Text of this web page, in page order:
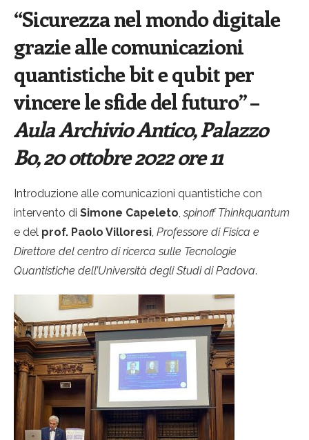
“Sicurezza nel mondo digitale
grazie alle comunicazioni
quantistiche bit e qubit per
vincere le sfide del futuro”–
Aula Archivio Antico, Palazzo
Bo, 20 ottobre 2022 ore 11
Introduzione alle comunicazioni quantistiche con
intervento di Simone Capeleto, spinoff Thinkquantum
e del prof. Paolo Villoresi, Professore di Fisica e
Direttore del centro di ricerca sulle Tecnologie
Quantistiche dell’Università degli Studi di Padova.